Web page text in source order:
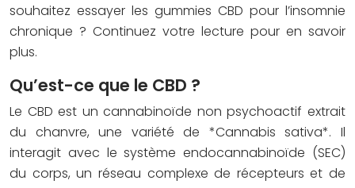
souhaitez essayer les gummies CBD pour l’insomnie
chronique ? Continuez votre lecture pour en savoir
plus.
Qu’est-ce que le CBD ?
Le CBD est un cannabinoïde non psychoactif extrait
du chanvre, une variété de *Cannabis sativa*. Il
interagit avec le système endocannabinoïde (SEC)
du corps, un réseau complexe de récepteurs et de